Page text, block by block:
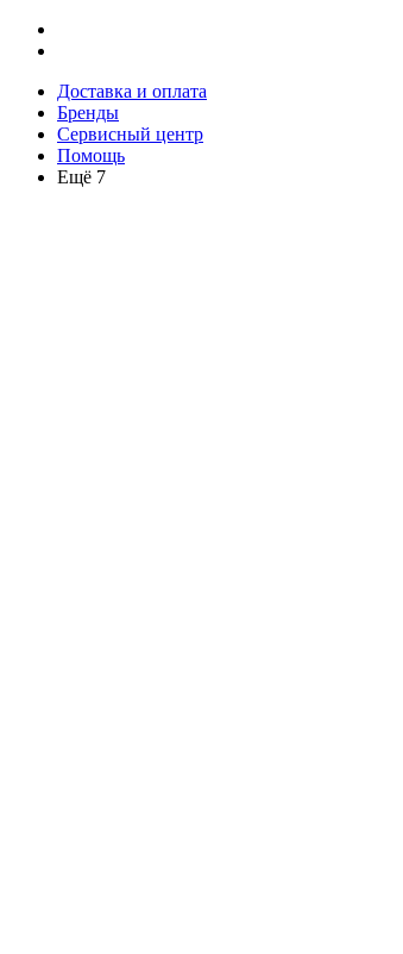
Доставка и оплата
Бренды
Сервисный центр
Помощь
Ещё 7